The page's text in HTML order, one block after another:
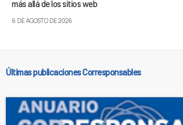
más allá de los sitios web
6 DE AGOSTO DE 2026
Últimas publicaciones Corresponsables